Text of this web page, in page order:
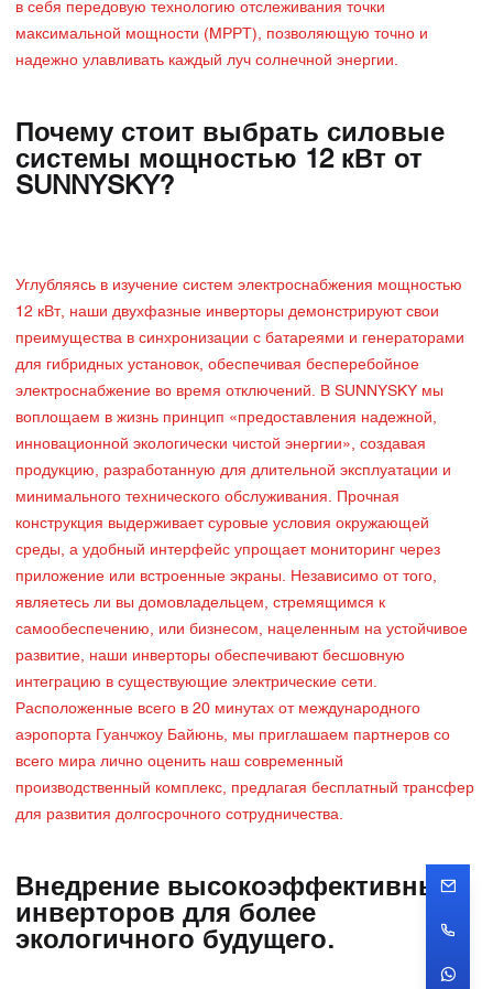
в себя передовую технологию отслеживания точки
максимальной мощности (MPPT), позволяющую точно и
надежно улавливать каждый луч солнечной энергии.
Почему стоит выбрать силовые
системы мощностью 12 кВт от
SUNNYSKY?
Углубляясь в изучение систем электроснабжения мощностью
12 кВт, наши двухфазные инверторы демонстрируют свои
преимущества в синхронизации с батареями и генераторами
для гибридных установок, обеспечивая бесперебойное
электроснабжение во время отключений. В SUNNYSKY мы
воплощаем в жизнь принцип «предоставления надежной,
инновационной экологически чистой энергии», создавая
продукцию, разработанную для длительной эксплуатации и
минимального технического обслуживания. Прочная
конструкция выдерживает суровые условия окружающей
среды, а удобный интерфейс упрощает мониторинг через
приложение или встроенные экраны. Независимо от того,
являетесь ли вы домовладельцем, стремящимся к
самообеспечению, или бизнесом, нацеленным на устойчивое
развитие, наши инверторы обеспечивают бесшовную
интеграцию в существующие электрические сети.
Расположенные всего в 20 минутах от международного
аэропорта Гуанчжоу Байюнь, мы приглашаем партнеров со
всего мира лично оценить наш современный
производственный комплекс, предлагая бесплатный трансфер
для развития долгосрочного сотрудничества.
Внедрение высокоэффективных
инверторов для более
экологичного будущего.